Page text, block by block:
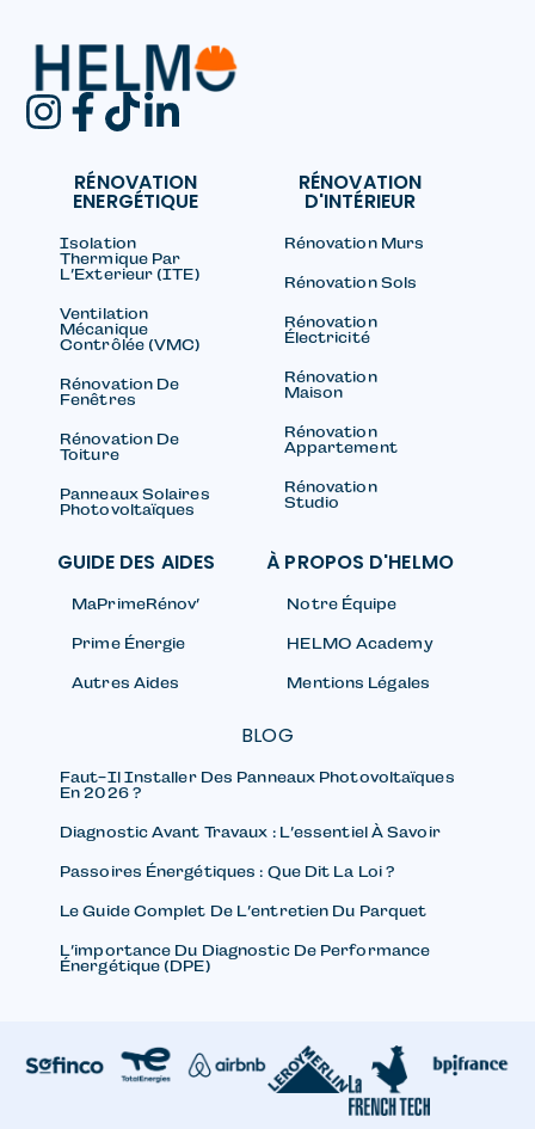
RÉNOVATION
ENERGÉTIQUE
Isolation
Thermique Par
L’Exterieur (ITE)
Ventilation
Mécanique
Contrôlée (VMC)
Rénovation De
Fenêtres
Rénovation De
Toiture
Panneaux Solaires
Photovoltaïques
RÉNOVATION
D'INTÉRIEUR
Rénovation Murs
Rénovation Sols
Rénovation
Électricité
Rénovation
Maison
Rénovation
Appartement
Rénovation
Studio
GUIDE DES AIDES
MaPrimeRénov’
Prime Énergie
Autres Aides
À PROPOS D'HELMO
Notre Équipe
HELMO Academy
Mentions Légales
BLOG
Faut-Il Installer Des Panneaux Photovoltaïques
En 2026 ?
Diagnostic Avant Travaux : L’essentiel À Savoir
Passoires Énergétiques : Que Dit La Loi ?
Le Guide Complet De L’entretien Du Parquet
L’importance Du Diagnostic De Performance
Énergétique (DPE)